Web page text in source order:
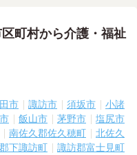
町村から介護・福祉
市 諏訪市 須坂市
小諸
飯山市 茅野市
塩尻市
南佐久郡佐久穂町
北佐久
下諏訪町
諏訪郡富士見町